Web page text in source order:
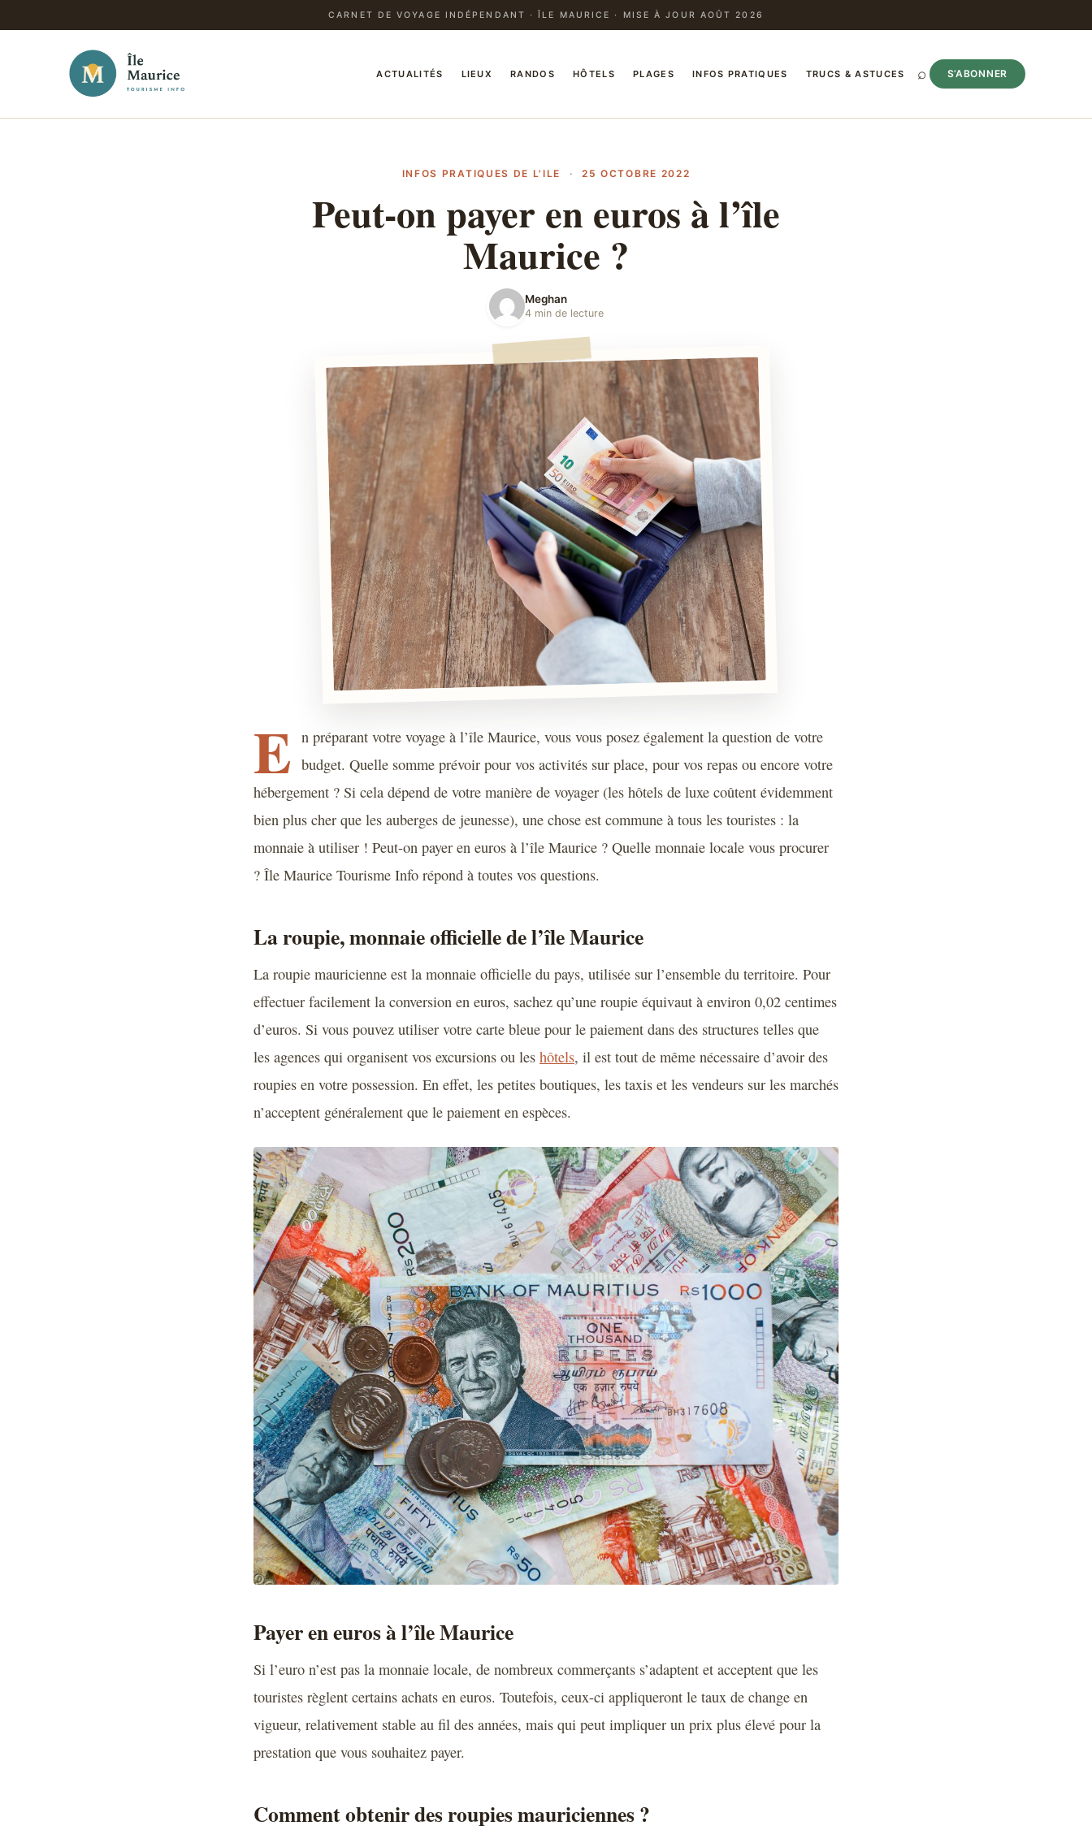
CARNET DE VOYAGE INDÉPENDANT · ÎLE MAURICE · MISE À JOUR AOÛT 2026
ACTUALITÉS LIEUX RANDOS HÔTELS PLAGES INFOS PRATIQUES TRUCS & ASTUCES ⌕ S’ABONNER
INFOS PRATIQUES DE L'ILE · 25 OCTOBRE 2022
Peut-on payer en euros à l’île
Maurice ?
Meghan
4 min de lecture
E n préparant votre voyage à l’île Maurice, vous vous posez également la question de votre
budget. Quelle somme prévoir pour vos activités sur place, pour vos repas ou encore votre
hébergement ? Si cela dépend de votre manière de voyager (les hôtels de luxe coûtent évidemment
bien plus cher que les auberges de jeunesse), une chose est commune à tous les touristes : la
monnaie à utiliser ! Peut-on payer en euros à l’île Maurice ? Quelle monnaie locale vous procurer
? Île Maurice Tourisme Info répond à toutes vos questions.
La roupie, monnaie officielle de l’île Maurice
La roupie mauricienne est la monnaie officielle du pays, utilisée sur l’ensemble du territoire. Pour
effectuer facilement la conversion en euros, sachez qu’une roupie équivaut à environ 0,02 centimes
d’euros. Si vous pouvez utiliser votre carte bleue pour le paiement dans des structures telles que
les agences qui organisent vos excursions ou les hôtels, il est tout de même nécessaire d’avoir des
roupies en votre possession. En effet, les petites boutiques, les taxis et les vendeurs sur les marchés
n’acceptent généralement que le paiement en espèces.
Payer en euros à l’île Maurice
Si l’euro n’est pas la monnaie locale, de nombreux commerçants s’adaptent et acceptent que les
touristes règlent certains achats en euros. Toutefois, ceux-ci appliqueront le taux de change en
vigueur, relativement stable au fil des années, mais qui peut impliquer un prix plus élevé pour la
prestation que vous souhaitez payer.
Comment obtenir des roupies mauriciennes ?